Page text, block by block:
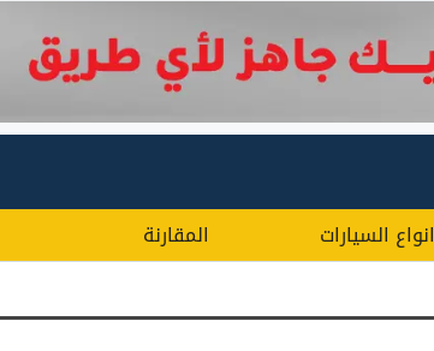
انواع السيارات المقارنة